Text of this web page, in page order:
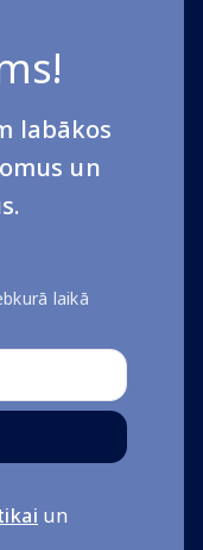
labākos
un